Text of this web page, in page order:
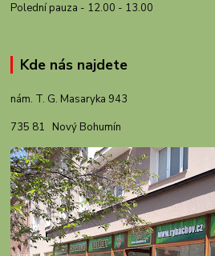
Polední pauza - 12.00 - 13.00
Kde nás najdete
nám. T. G. Masaryka 943
735 81 Nový Bohumín